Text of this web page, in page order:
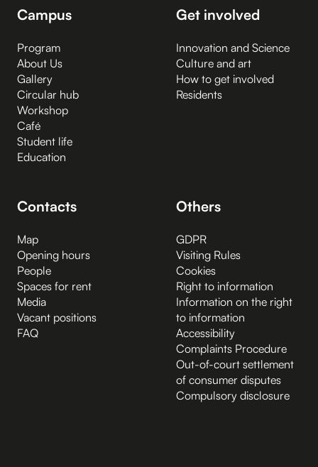
Campus
Program
About Us
Gallery
Circular hub
Workshop
Café
Student life
Education
Get involved
Innovation and Science
Culture and art
How to get involved
Residents
Contacts
Map
Opening hours
People
Spaces for rent
Media
Vacant positions
FAQ
Others
GDPR
Visiting Rules
Cookies
Right to information
Information on the right
to information
Accessibility
Complaints Procedure
Out-of-court settlement
of consumer disputes
Compulsory disclosure